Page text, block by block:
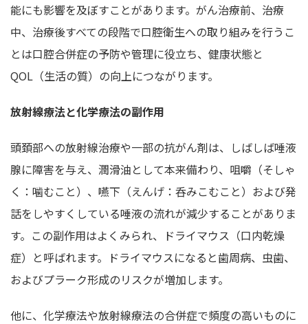
能にも影響を及ぼすことがあります。がん治療前、治療
中、治療後すべての段階で口腔衛生への取り組みを行うこ
とは口腔合併症の予防や管理に役立ち、健康状態と
QOL（生活の質）の向上につながります。
放射線療法と化学療法の副作用
頭頚部への放射線治療や一部の抗がん剤は、しばしば唾液
腺に障害を与え、潤滑油として本来備わり、咀嚼（そしゃ
く：噛むこと）、嚥下（えんげ：呑みこむこと）および発
話をしやすくしている唾液の流れが減少することがありま
す。この副作用はよくみられ、ドライマウス（口内乾燥
症）と呼ばれます。ドライマウスになると歯周病、虫歯、
およびプラーク形成のリスクが増加します。
他に、化学療法や放射線療法の合併症で頻度の高いものに